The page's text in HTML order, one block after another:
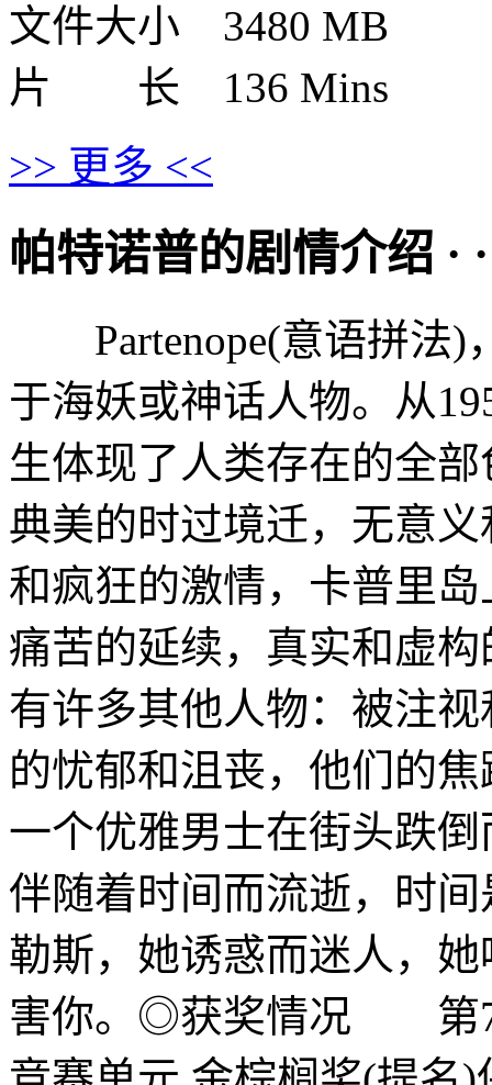
文件大小 3480 MB
片 长 136 Mins
>> 更多 <<
帕特诺普的剧情介绍 · ·
Partenope(意语拼法)
于海妖或神话人物。从
生体现了人类存在的全
典美的时过境迁，无意
和疯狂的激情，卡普里
痛苦的延续，真实和虚
有许多其他人物：被注
的忧郁和沮丧，他们的
一个优雅男士在街头跌
伴随着时间而流逝，时
勒斯，她诱惑而迷人，
害你。◎获奖情况 第